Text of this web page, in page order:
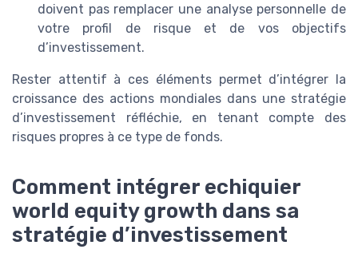
doivent pas remplacer une analyse personnelle de
votre profil de risque et de vos objectifs
d’investissement.
Rester attentif à ces éléments permet d’intégrer la
croissance des actions mondiales dans une stratégie
d’investissement réfléchie, en tenant compte des
risques propres à ce type de fonds.
Comment intégrer echiquier
world equity growth dans sa
stratégie d’investissement